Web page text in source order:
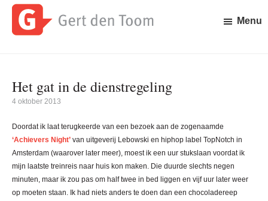
Door
Spring
den
Toom
bezig?
Menu
Het gat in de dienstregeling
4 oktober 2013
Doordat ik laat terugkeerde van een bezoek aan de zogenaamde
‘Achievers Night’ van uitgeverij Lebowski en hiphop label TopNotch in
Amsterdam (waarover later meer), moest ik een uur stukslaan voordat ik
mijn laatste treinreis naar huis kon maken. Die duurde slechts negen
minuten, maar ik zou pas om half twee in bed liggen en vijf uur later weer
op moeten staan. Ik had niets anders te doen dan een chocoladereep